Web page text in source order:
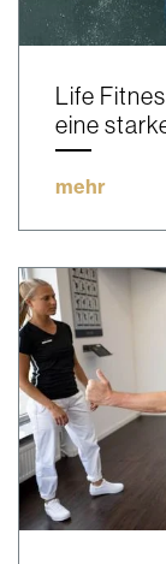
Life
eine
mehr